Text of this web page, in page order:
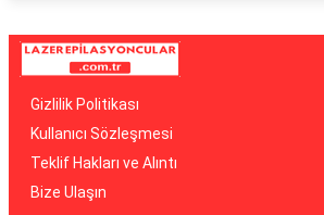
Gizlilik Politikası
Kullanıcı Sözleşmesi
Teklif Hakları ve Alıntı
Bize Ulaşın